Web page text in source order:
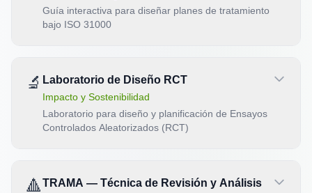
Guía interactiva para diseñar planes de tratamiento
bajo ISO 31000
🔬 Laboratorio de Diseño RCT
Impacto y Sostenibilidad
Laboratorio para diseño y planificación de Ensayos
Controlados Aleatorizados (RCT)
🔺TRAMA — Técnica de Revisión y Análisis